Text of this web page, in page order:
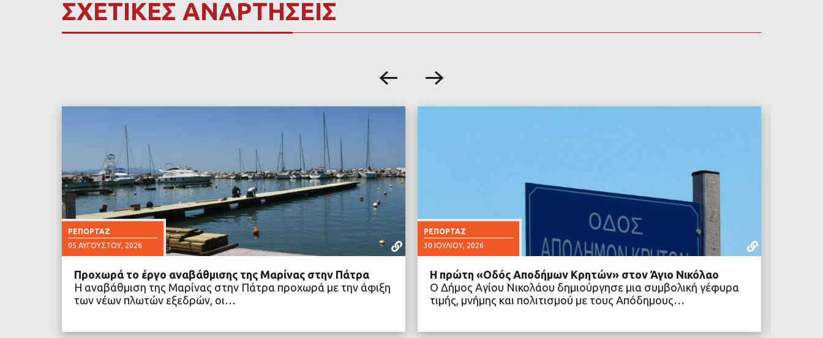
ΣΧΕΤΙΚΕΣ ΑΝΑΡΤΗΣΕΙΣ
ΡΕΠΟΡΤΆΖ
05 ΑΥΓΟΎΣΤΟΥ, 2026
ΔΙΑΒΑΣΤΕ ΠΕΡΙΣΣΟΤΕΡΑ
Προχωρά το έργο αναβάθμισης της Μαρίνας στην Πάτρα
Η αναβάθμιση της Μαρίνας στην Πάτρα προχωρά με την άφιξη
των νέων πλωτών εξεδρών, οι…
ΡΕΠΟΡΤΆΖ
30 ΙΟΥΛΊΟΥ, 2026
ΔΙΑΒΑΣΤΕ ΠΕΡΙΣΣΟΤΕΡΑ
Η πρώτη «Οδός Αποδήμων Κρητών» στον Άγιο Νικόλαο
Ο Δήμος Αγίου Νικολάου δημιούργησε μια συμβολική γέφυρα
τιμής, μνήμης και πολιτισμού με τους Απόδημους…